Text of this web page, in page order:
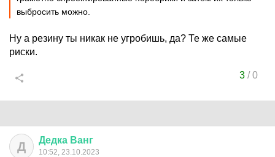
выбросить можно.
Ну а резину ты никак не угробишь, да? Те же самые
риски.
3/0
Д Дедка Ванг
10:52, 23.10.2023